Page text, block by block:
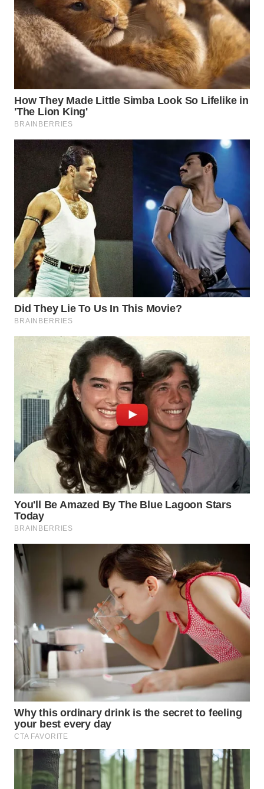
Wahana
Media
Group
WAHANA
NEWS
WAHANA
TANI
ADVOKAT
WAHANA
INFRASTRUKTUR
WAHANA
KONSUMEN
WAHANA
LISTRIK
WAHANA
WAHANA
WAHANANEWS
ID
WAHANANEWS
CO ID
WAHANANEWS
NET
WAHANA
SELEB
WAHANA
PERSONA
WAHANA
OTOMOTIF
WAHANA
HEALTH